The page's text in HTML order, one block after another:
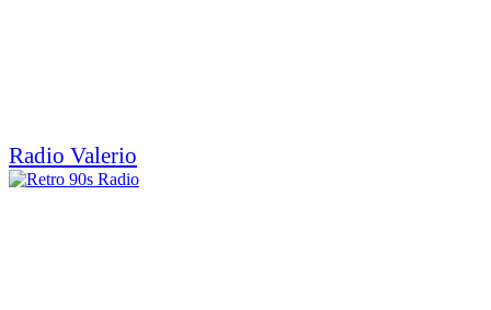
Radio Valerio